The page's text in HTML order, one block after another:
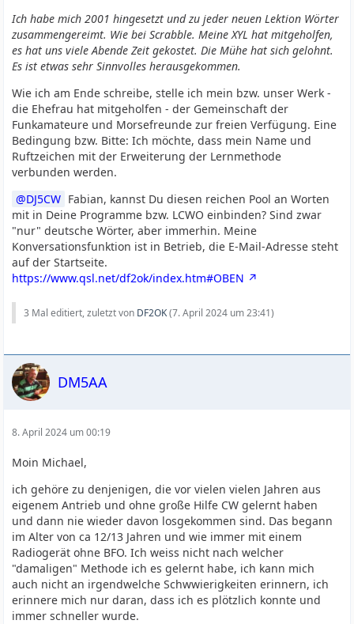
Ich habe mich 2001 hingesetzt und zu jeder neuen Lektion Wörter
zusammengereimt. Wie bei Scrabble. Meine XYL hat mitgeholfen,
es hat uns viele Abende Zeit gekostet. Die Mühe hat sich gelohnt.
Es ist etwas sehr Sinnvolles herausgekommen.
Wie ich am Ende schreibe, stelle ich mein bzw. unser Werk -
die Ehefrau hat mitgeholfen - der Gemeinschaft der
Funkamateure und Morsefreunde zur freien Verfügung. Eine
Bedingung bzw. Bitte: Ich möchte, dass mein Name und
Ruftzeichen mit der Erweiterung der Lernmethode
verbunden werden.
DJ5CW Fabian, kannst Du diesen reichen Pool an Worten
mit in Deine Programme bzw. LCWO einbinden? Sind zwar
"nur" deutsche Wörter, aber immerhin. Meine
Konversationsfunktion ist in Betrieb, die E-Mail-Adresse steht
auf der Startseite.
https://www.qsl.net/df2ok/index.htm#OBEN
3 Mal editiert, zuletzt von DF2OK(7. April 2024 um 23:41)
DM5AA
8. April 2024 um 00:19
Moin Michael,
ich gehöre zu denjenigen, die vor vielen vielen Jahren aus
eigenem Antrieb und ohne große Hilfe CW gelernt haben
und dann nie wieder davon losgekommen sind. Das begann
im Alter von ca 12/13 Jahren und wie immer mit einem
Radiogerät ohne BFO. Ich weiss nicht nach welcher
"damaligen" Methode ich es gelernt habe, ich kann mich
auch nicht an irgendwelche Schwwierigkeiten erinnern, ich
erinnere mich nur daran, dass ich es plötzlich konnte und
immer schneller wurde.